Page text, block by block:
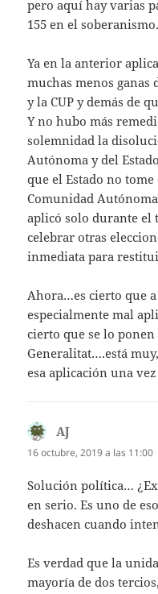
pero aquí hay varias
155 en el soberanismo.
Ya en la anterior
muchas menos ganas
y la CUP y demás de
Y no hubo más
solemnidad la
Autónoma y del
que el Estado no
Comunidad
aplicó solo durante el
celebrar otras
inmediata para
Ahora…es cierto que
especialmente mal
cierto que se lo
Generalitat….está
esa aplicación una vez
AJ
16 octubre, 2019 a las 11:00
Solución política…
en serio. Es uno de
deshacen cuando
Es verdad que la
mayoría de dos